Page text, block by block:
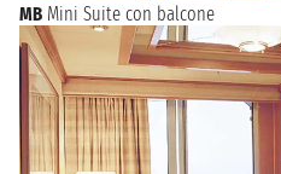
MB Mini Suite con balcone